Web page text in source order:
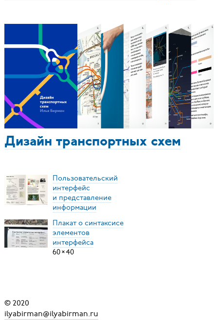
Дизайн транспортных схем
Пользовательский
интерфейс
и представление
информации
Плакат о синтаксисе
элементов
интерфейса
60×40
© 2020
ilyabirman@ilyabirman.ru